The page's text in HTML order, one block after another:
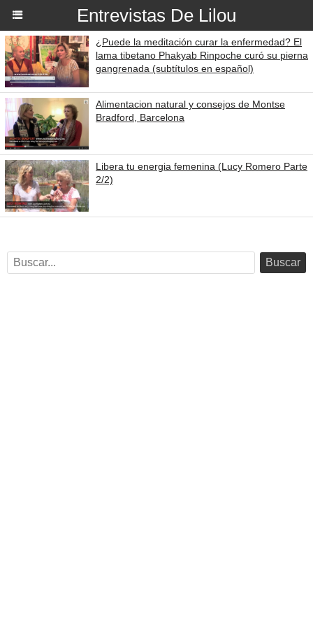
Entrevistas De Lilou
¿Puede la meditación curar la enfermedad? El
lama tibetano Phakyab Rinpoche curó su pierna
gangrenada (subtítulos en español)
Alimentacion natural y consejos de Montse
Bradford, Barcelona
Libera tu energia femenina (Lucy Romero Parte
2/2)
Buscar